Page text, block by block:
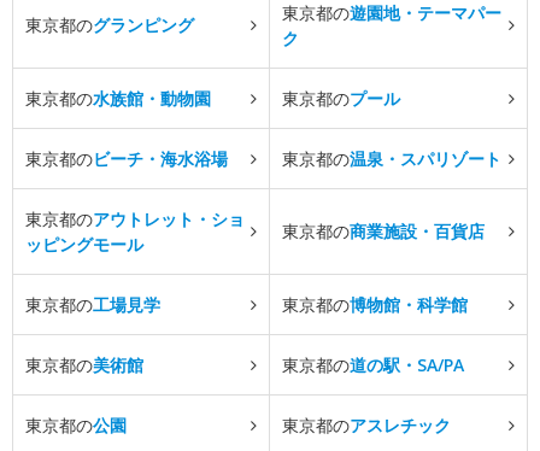
東京都のグランピング
東京都の遊園地・テーマパー
ク
東京都の水族館・動物園 東京都のプール
東京都のビーチ・海水浴場 東京都の温泉・スパリゾート
東京都のアウトレット・ショ
ッピングモール
東京都の商業施設・百貨店
東京都の工場見学 東京都の博物館・科学館
東京都の美術館 東京都の道の駅・SA/PA
東京都の公園 東京都のアスレチック